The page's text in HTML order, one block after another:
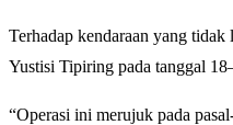
Terhadap kendaraan yang
Yustisi Tipiring pada tanggal
“Operasi ini merujuk pada